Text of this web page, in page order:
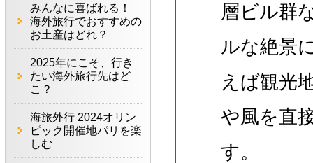
層ビル群
ルな絶景
えば観光
や風を直
す。
みんなに喜ばれる！
海外旅行でおすすめの
お土産はどれ？
2025年にこそ、行き
たい海外旅行先はど
こ？
海旅外行 2024オリン
ピック開催地パリを楽
しむ